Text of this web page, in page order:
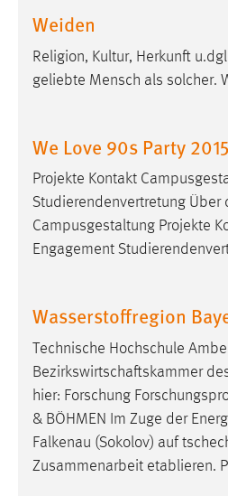
Weiden
Religion, Kultur, Herkunft
geliebte Mensch als solcher.
We Love 90s Party
Projekte Kontakt
Studierendenvertretung Über
Campusgestaltung Projekte
Engagement
Wasserstoffregion
Technische Hochschule
Bezirkswirtschaftskammer
hier: Forschung
& BÖHMEN Im Zuge der
Falkenau (Sokolov) auf
Zusammenarbeit etablieren.
YouTube
Vimeo